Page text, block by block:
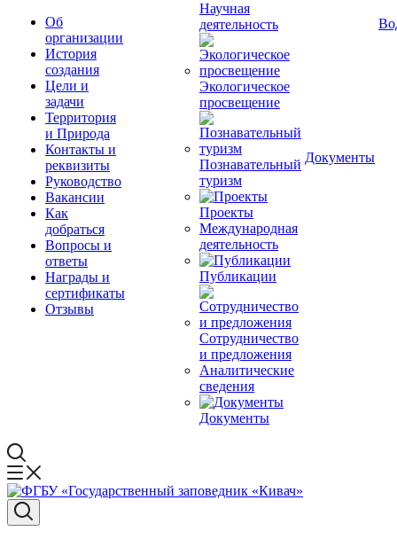
Об
организации
История
создания
Цели и
задачи
Территория
и Природа
Контакты и
реквизиты
Руководство
Вакансии
Как
добраться
Вопросы и
ответы
Награды и
сертификаты
Отзывы
Научная
деятельность
Экологическое
просвещение
Познавательный
туризм
Проекты
Международная
деятельность
Публикации
Сотрудничество
и предложения
Аналитические
сведения
Документы
Документы